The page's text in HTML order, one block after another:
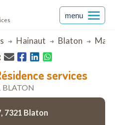
menu
Hainaut Blaton
services
BLATON
7321 Blaton